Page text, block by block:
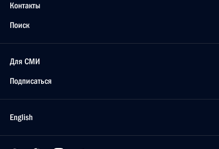
Контакты
Поиск
Для СМИ
Подписаться
English